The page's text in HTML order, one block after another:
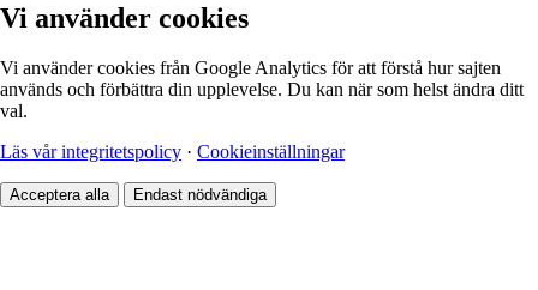
Vi använder cookies
Vi använder cookies från Google Analytics för att förstå hur sajten
används och förbättra din upplevelse. Du kan när som helst ändra ditt
val.
Läs vår integritetspolicy · Cookieinställningar
Acceptera alla Endast nödvändiga